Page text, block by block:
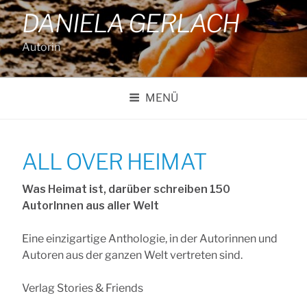
DANIELA GERLACH
Autorin
MENÜ
ALL OVER HEIMAT
Was Heimat ist, darüber schreiben 150
AutorInnen aus aller Welt
Eine einzigartige Anthologie, in der Autorinnen und
Autoren aus der ganzen Welt vertreten sind.
Verlag Stories & Friends